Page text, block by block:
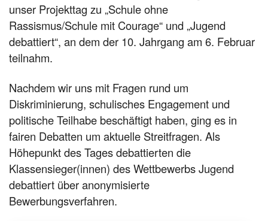
unser Projekttag zu „Schule ohne
Rassismus/Schule mit Courage“ und „Jugend
debattiert“, an dem der 10. Jahrgang am 6. Februar
teilnahm.
Nachdem wir uns mit Fragen rund um
Diskriminierung, schulisches Engagement und
politische Teilhabe beschäftigt haben, ging es in
fairen Debatten um aktuelle Streitfragen. Als
Höhepunkt des Tages debattierten die
Klassensieger(innen) des Wettbewerbs Jugend
debattiert über anonymisierte
Bewerbungsverfahren.